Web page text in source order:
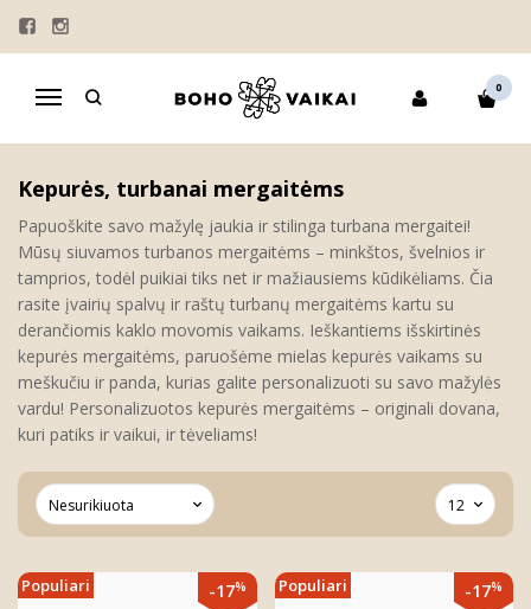
Navigacija
0
KEPURĖS | TURBANAI
KEPURĖS | TURBANAI
Kepurės, turbanai mergaitėms
Papuoškite savo mažylę jaukia ir stilinga turbana mergaitei!
Mūsų siuvamos turbanos mergaitėms – minkštos, švelnios ir
tamprios, todėl puikiai tiks net ir mažiausiems kūdikėliams. Čia
rasite įvairių spalvų ir raštų turbanų mergaitėms kartu su
derančiomis kaklo movomis vaikams. Ieškantiems išskirtinės
kepurės mergaitėms, paruošėme mielas kepurės vaikams su
meškučiu ir panda, kurias galite personalizuoti su savo mažylės
vardu! Personalizuotos kepurės mergaitėms – originali dovana,
kuri patiks ir vaikui, ir tėveliams!
Populiari -17% Populiari -17%